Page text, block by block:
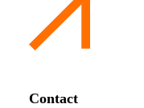
Contact